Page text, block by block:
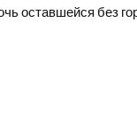
оставшейся без